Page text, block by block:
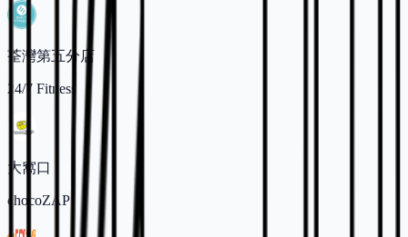
荃灣第五分店
24/7 Fitness
大窩口
chocoZAP